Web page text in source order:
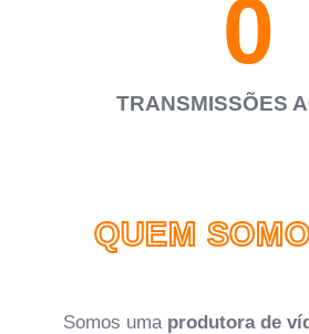
TRANSMISSÕES
0
QUEM
Somos uma produtora de